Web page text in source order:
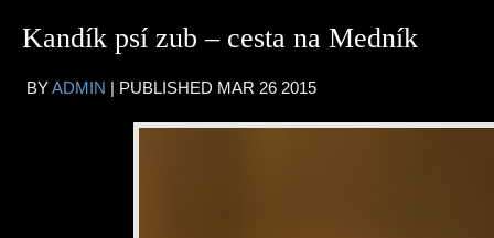
Kandík psí zub – cesta na Medník
BYADMIN | PUBLISHED MAR 26 2015